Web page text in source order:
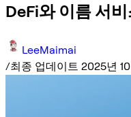
DeFi와 이름 서비
LeeMaimai
/최종 업데이트 2025년